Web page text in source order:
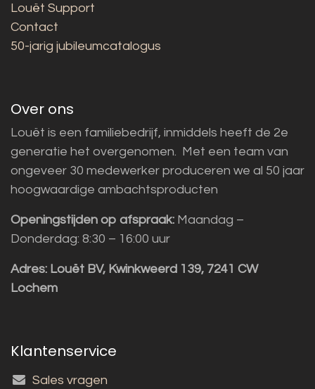
Louët Support
Contact
50-jarig jubileumcatalogus
Over ons
Louët is een familiebedrijf, inmiddels heeft de 2e
generatie het overgenomen. Met een team van
ongeveer 30 medewerker produceren we al 50 jaar
hoogwaardige ambachtsproducten
Openingstijden op afspraak: Maandag –
Donderdag: 8:30 – 16:00 uur
Adres: Louët BV, Kwinkweerd 139, 7241 CW
Lochem
Klantenservice
Sales vragen